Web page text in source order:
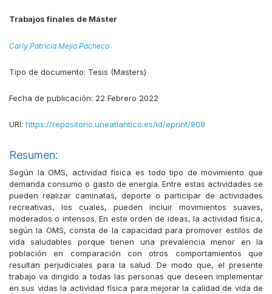
Trabajos finales de Máster
Carly Patricia Mejía Pacheco
Tipo de documento: Tesis (Masters)
Fecha de publicación: 22 Febrero 2022
URI: https://repositorio.uneatlantico.es/id/eprint/908
Resumen:
Según la OMS, actividad física es todo tipo de movimiento que
demanda consumo o gasto de energía. Entre estas actividades se
pueden realizar caminatas, deporte o participar de actividades
recreativas, los cuales, pueden incluir movimientos suaves,
moderados o intensos. En este orden de ideas, la actividad física,
según la OMS, consta de la capacidad para promover estilos de
vida saludables porque tienen una prevalencia menor en la
población en comparación con otros comportamientos que
resultan perjudiciales para la salud. De modo que, el presente
trabajo va dirigido a todas las personas que deseen implementar
en sus vidas la actividad física para mejorar la calidad de vida de